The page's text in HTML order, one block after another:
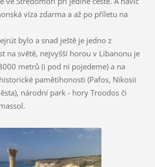
víza zdarma a až po příletu na
bylo a snad ještě je jedno z
na světě, nejvyšší horou v Libanonu je
metrů (i pod ní pojedeme) a na
pamětihonosti (Pafos, Nikosii
národní park - hory Troodos či